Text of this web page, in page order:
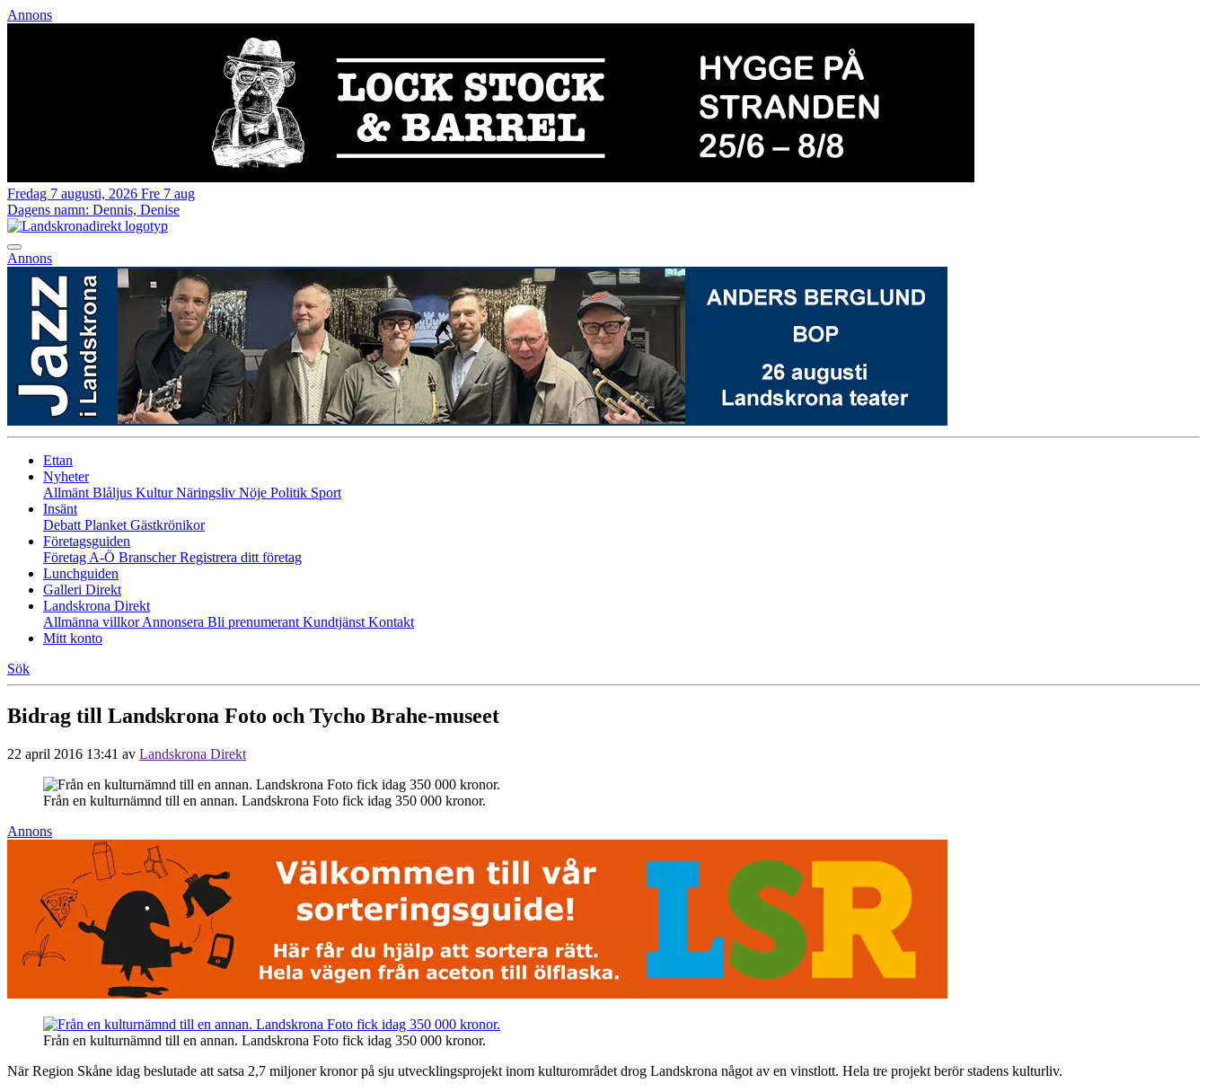
Annons
Fredag 7 augusti, 2026 Fre 7 aug
Dagens namn: Dennis, Denise
Annons
Ettan
Nyheter
Allmänt Blåljus KulturNäringsliv Nöje Politik Sport
Insänt
Debatt Planket Gästkrönikor
Företagsguiden
Företag A-Ö BranscherRegistrera ditt företag
Lunchguiden
Galleri Direkt
Landskrona Direkt
Allmänna villkorAnnonsera Bli prenumerant Kundtjänst Kontakt
Mitt konto
Sök
Bidrag till Landskrona Foto och Tycho Brahe-museet
22 april 2016 13:41 av Landskrona Direkt
Från en kulturnämnd till en annan. Landskrona Foto fick idag 350 000 kronor.
Annons
Från en kulturnämnd till en annan. Landskrona Foto fick idag 350 000 kronor.
När Region Skåne idag beslutade att satsa 2,7 miljoner kronor på sju utvecklingsprojekt inom kulturområdet drog Landskrona något av en vinstlott. Hela tre projekt berör stadens kulturliv.